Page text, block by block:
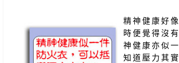
精神健康好
時便覺得沒
神健康亦似
知道壓力其